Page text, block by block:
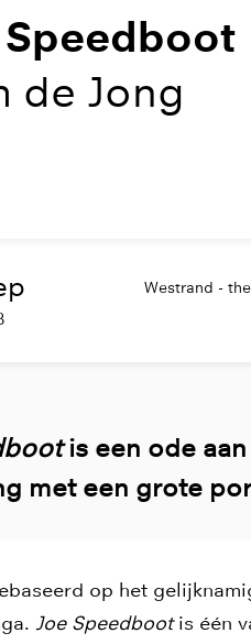
Speedboot
de Jong
Westrand -
is een ode
met een grote
op het
Joe Speedbootis één